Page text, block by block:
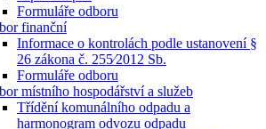
Formuláře odboru
finanční
Informace o kontrolách podle ustanovení §
26 zákona č. 255⁄2012 Sb.
Formuláře odboru
místního hospodářství a služeb
Třídění komunálního odpadu a
harmonogram odvozu odpadu